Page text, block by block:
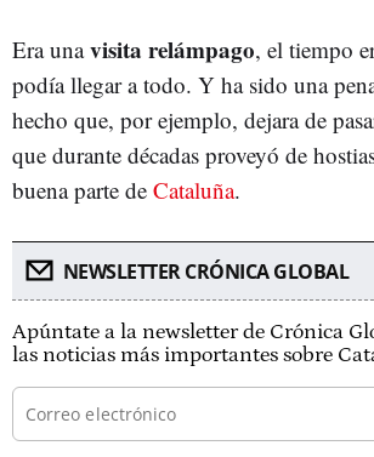
Era unavisita relámpago, el tiempo
podía llegar a todo. Y ha sido una
hecho que, por ejemplo, dejara de
que durante décadas proveyó de
buena parte de Cataluña.
NEWSLETTER CRÓNICA GLOBAL
Apúntate a la newsletter de Crónica
las noticias más importantes sobre